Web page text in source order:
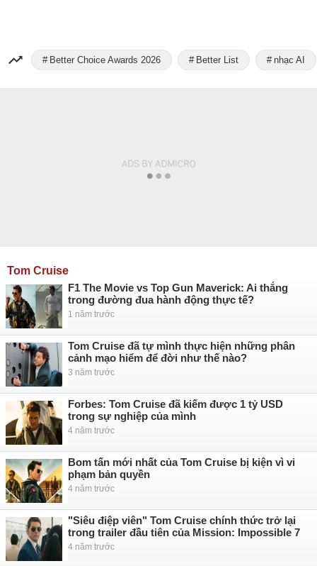
Better Choice Awards 2026 Better List nhạc AI
Tom Cruise
F1 The Movie vs Top Gun Maverick: Ai thắng
trong đường đua hành động thực tế?
1 năm trước
Tom Cruise đã tự mình thực hiện những phân
cảnh mạo hiểm để đời như thế nào?
3 năm trước
Forbes: Tom Cruise đã kiếm được 1 tỷ USD
trong sự nghiệp của mình
4 năm trước
Bom tấn mới nhất của Tom Cruise bị kiện vì vi
phạm bản quyền
4 năm trước
"Siêu điệp viên" Tom Cruise chính thức trở lại
trong trailer đầu tiên của Mission: Impossible 7
4 năm trước